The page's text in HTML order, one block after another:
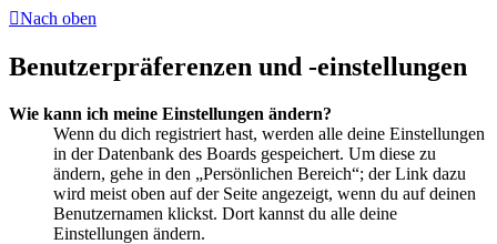
Nach oben
Benutzerpräferenzen und -einstellungen
Wie kann ich meine Einstellungen ändern?
Wenn du dich registriert hast, werden alle deine Einstellungen
in der Datenbank des Boards gespeichert. Um diese zu
ändern, gehe in den „Persönlichen Bereich“; der Link dazu
wird meist oben auf der Seite angezeigt, wenn du auf deinen
Benutzernamen klickst. Dort kannst du alle deine
Einstellungen ändern.